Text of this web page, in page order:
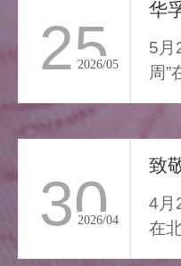
家门，我们亟
绪”的柔色。
柔结界”缝进
逃离，换上这
让外界紧绷沉
呼吸慢下来
所有情绪的栖
25
2026/05
华
5月
周”
30
2026/04
致
4月
在